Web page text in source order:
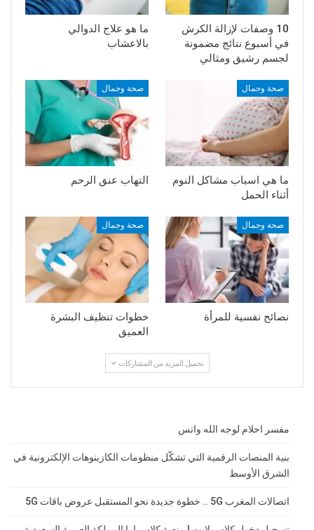
10 وصفات لإزالة الكرش
في أسبوع نتائج مضمونة
لجسم رشيق ومثالي
ما هو علاج الدوالي
بالاعشاب
صحة وجمال
ما هي اسباب مشاكل النوم
أثناء الحمل
صحة وجمال
التهاب عنق الرحم
صحة وجمال
نصائح نفسية للمرأة
صحة وجمال
خطوات تنظيف البشرة
العميق
تحميل المزيد من المشاركات
مفسر احلام لوجه الله واتس
بنية المنصات الرقمية التي تشكّل منظومات الكازينوهات الإلكترونية في
الشرق الأوسط
اتصالات المغرب 5G .. خطوة جديدة نحو المستقبل عروض باقات 5G